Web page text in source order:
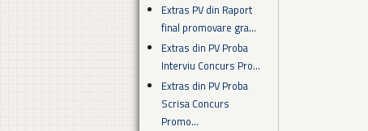
Extras PV din Raport
final promovare gra...
Extras din PV Proba
Interviu Concurs Pro...
Extras din PV Proba
Scrisa Concurs
Promo...